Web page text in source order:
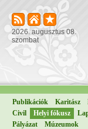
2026. augusztus 08.
szombat
Publikációk Karitász
Civil
Helyi fókusz
Pályázat
Múzeumok